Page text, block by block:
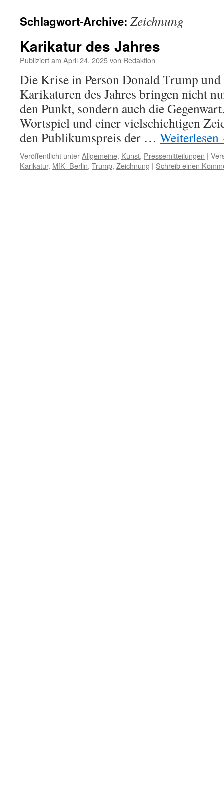
Schlagwort-Archive: Zeichnung
Karikatur des Jahres
Publiziert am April 24, 2025von Redaktion
Die Krise in Person Donald Trump
Karikaturen des Jahres bringen nicht
den Punkt, sondern auch die
Wortspiel und einer vielschichtigen
den Publikumspreis der … Weiterlesen
Veröffentlicht unterAllgemeine, Kunst, Pressemitteilungen |
Karikatur, MfK_Berlin, Trump, Zeichnung | Schreib einen